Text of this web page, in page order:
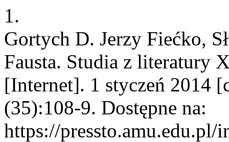
1.
Gortych D. Jerzy Fiećko,
Fausta. Studia z literatury
[Internet]. 1 styczeń 2014
(35):108-9. Dostępne na:
https://